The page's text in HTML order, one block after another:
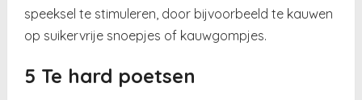
speeksel te stimuleren, door bijvoorbeeld te kauwen
op suikervrije snoepjes of kauwgompjes.
5 Te hard poetsen